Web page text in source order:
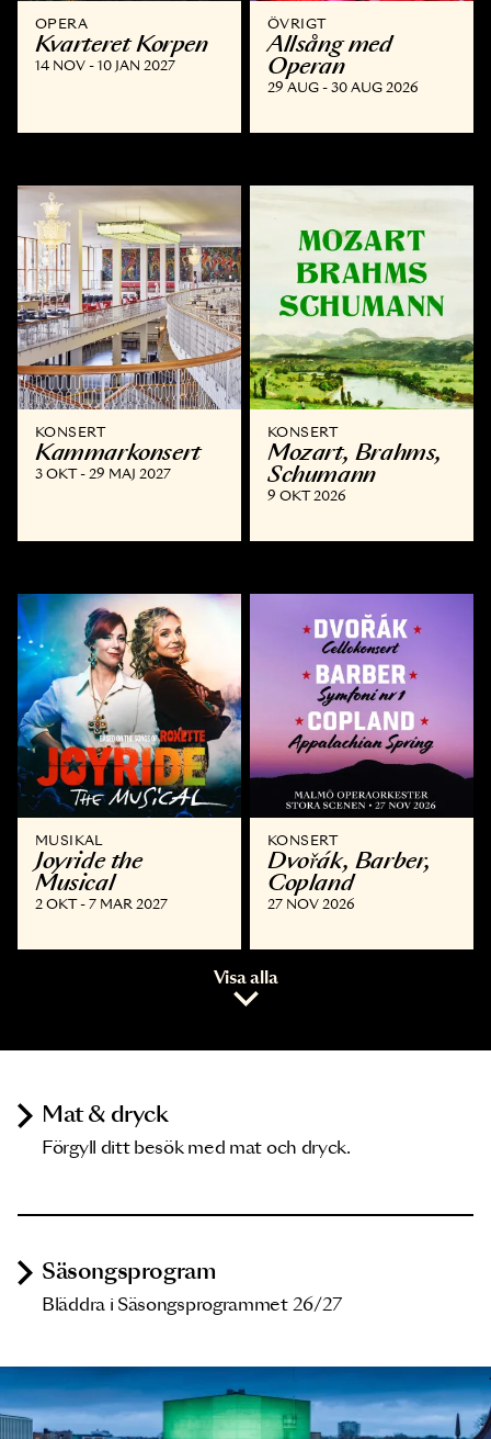
OPERA
Kvarteret Korpen
14 NOV - 10 JAN 2027
ÖVRIGT
Allsång med
Operan
29 AUG - 30 AUG 2026
KONSERT
Kammar­konsert
3 OKT - 29 MAJ 2027
KONSERT
Mozart, Brahms,
Schumann
9 OKT 2026
MUSIKAL
Joyride the
Musical
2 OKT - 7 MAR 2027
KONSERT
Dvořák, Barber,
Copland
27 NOV 2026
Visa alla
Mat & dryck
Förgyll ditt besök med mat och dryck.
Säsongsprogram
Bläddra i Säsongsprogrammet 26/27